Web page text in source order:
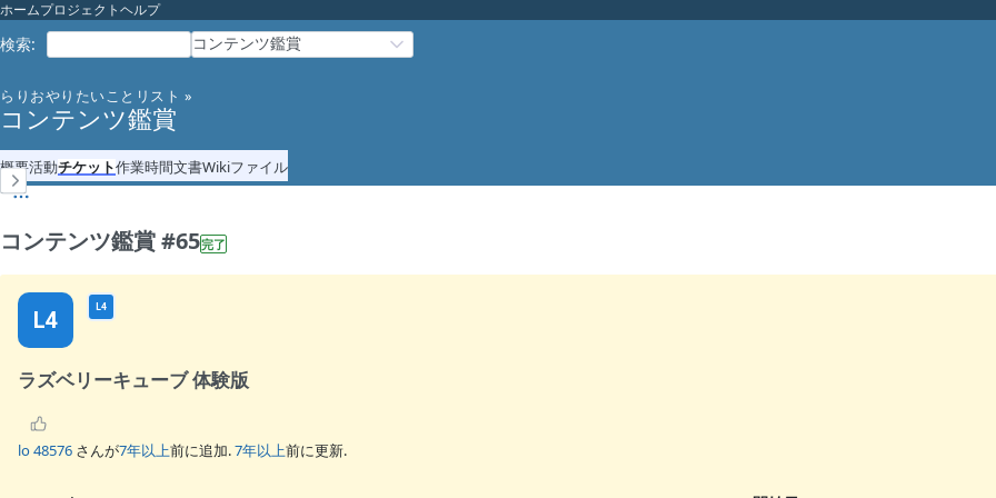
ホームプロジェクトヘルプ
検索: コンテンツ鑑賞
らりおやりたいことリスト »
コンテンツ鑑賞
概要活動チケット作業時間文書Wikiファイル
コンテンツ鑑賞 #65完了
L4 L4
ラズベリーキューブ 体験版
lo 48576 さんが7年以上前に追加.7年以上前に更新.